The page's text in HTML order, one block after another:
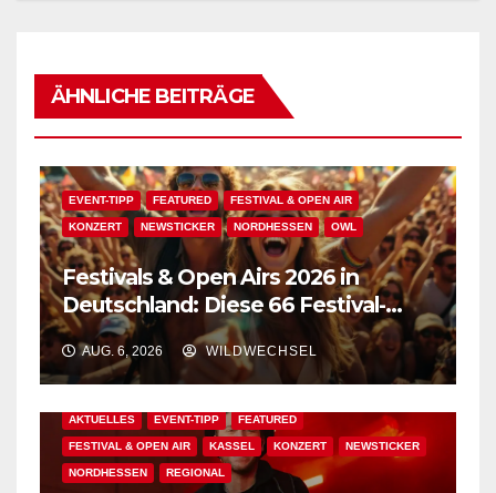
ÄHNLICHE BEITRÄGE
EVENT-TIPP FEATURED FESTIVAL & OPEN AIR
KONZERT NEWSTICKER NORDHESSEN OWL
Festivals & Open Airs 2026 in
Deutschland: Diese 66 Festival-
Events warten auf Dich!
AUG. 6, 2026 WILDWECHSEL
AKTUELLES EVENT-TIPP FEATURED
FESTIVAL & OPEN AIR KASSEL KONZERT NEWSTICKER
NORDHESSEN REGIONAL